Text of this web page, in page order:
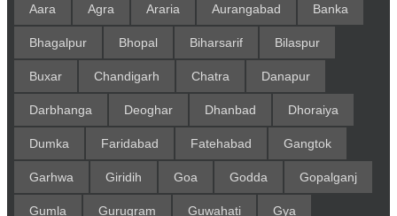
Aara Agra Araria Aurangabad Banka
Bhagalpur Bhopal Biharsarif Bilaspur
Buxar Chandigarh Chatra Danapur
Darbhanga Deoghar Dhanbad Dhoraiya
Dumka Faridabad Fatehabad Gangtok
Garhwa Giridih Goa Godda Gopalganj
Gumla Gurugram Guwahati Gya